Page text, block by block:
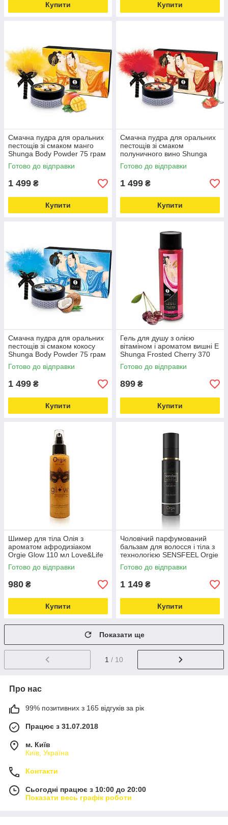
Купити Купити
Смачна пудра для оральних
пестощів зі смаком манго
Shunga Body Powder 75 грам
- online multimarket Love&Life
-online-multimarket-
Готово до відправки
1 499 ₴
Купити
Смачна пудра для оральних
пестощів зі смаком
полуничного вино Shunga
Body Powder 75 грам - online
multimarket Love&Life
Готово до відправки
1 499 ₴
Купити
Смачна пудра для оральних
пестощів зі смаком кокосу
Shunga Body Powder 75 грам
- online multimarket Love&Life
-online-multimarket-
Готово до відправки
1 499 ₴
Купити
Гель для душу з олією
вітаміном і ароматом вишні Е
Shunga Frosted Cherry 370
мл Love&Life -online-
multimarket-
Готово до відправки
899 ₴
Купити
Шимер для тіла Олія з
ароматом афродизіаком
Orgie Glow 110 мл Love&Life
—online-multimarket-
Готово до відправки
980 ₴
Купити
Чоловічий парфумований
бальзам для волосся і тіла з
технологією SENSFEEL Orgie
100 мл Love&Life -online-
multimarket-
Готово до відправки
1 149 ₴
Купити
Показати ще
1 / 10
Про нас
99% позитивних з 165 відгуків за рік
Працює з 31.07.2018
м. Київ
Київ, Україна
Контакти
Сьогодні працює з 10:00 до 20:00
Показати весь графік роботи